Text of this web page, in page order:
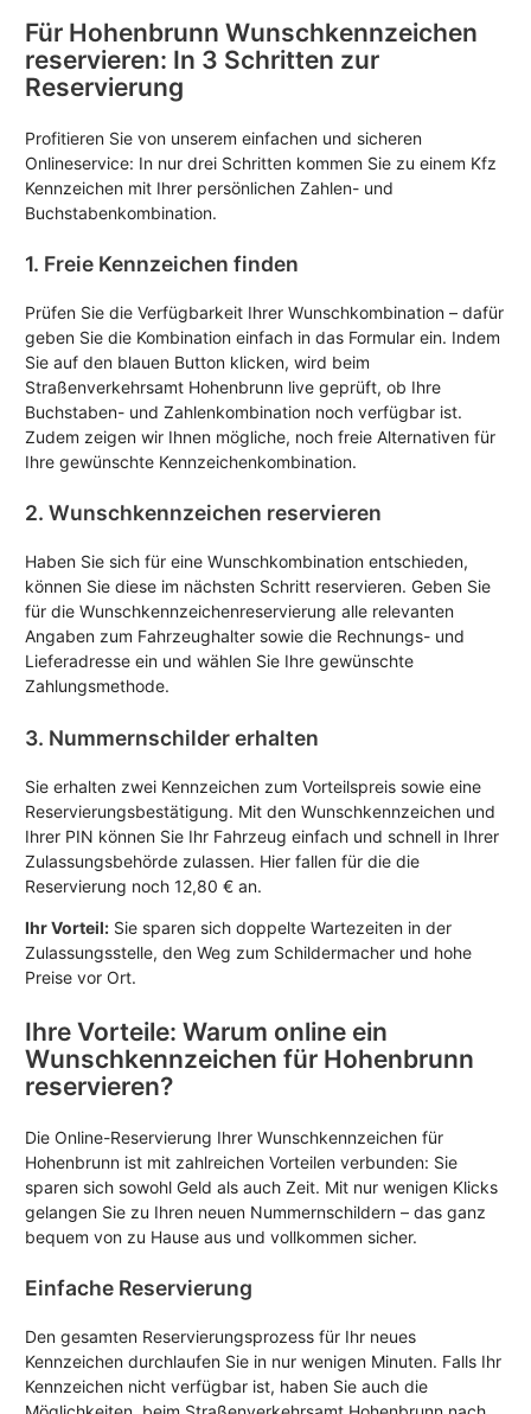
Für Hohenbrunn Wunschkennzeichen
reservieren: In 3 Schritten zur
Reservierung
Profitieren Sie von unserem einfachen und sicheren
Onlineservice: In nur drei Schritten kommen Sie zu einem Kfz
Kennzeichen mit Ihrer persönlichen Zahlen- und
Buchstabenkombination.
1. Freie Kennzeichen finden
Prüfen Sie die Verfügbarkeit Ihrer Wunschkombination – dafür
geben Sie die Kombination einfach in das Formular ein. Indem
Sie auf den blauen Button klicken, wird beim
Straßenverkehrsamt Hohenbrunn live geprüft, ob Ihre
Buchstaben- und Zahlenkombination noch verfügbar ist.
Zudem zeigen wir Ihnen mögliche, noch freie Alternativen für
Ihre gewünschte Kennzeichenkombination.
2. Wunschkennzeichen reservieren
Haben Sie sich für eine Wunschkombination entschieden,
können Sie diese im nächsten Schritt reservieren. Geben Sie
für die Wunschkennzeichenreservierung alle relevanten
Angaben zum Fahrzeughalter sowie die Rechnungs- und
Lieferadresse ein und wählen Sie Ihre gewünschte
Zahlungsmethode.
3. Nummernschilder erhalten
Sie erhalten zwei Kennzeichen zum Vorteilspreis sowie eine
Reservierungsbestätigung. Mit den Wunschkennzeichen und
Ihrer PIN können Sie Ihr Fahrzeug einfach und schnell in Ihrer
Zulassungsbehörde zulassen. Hier fallen für die die
Reservierung noch 12,80 € an.
Ihr Vorteil: Sie sparen sich doppelte Wartezeiten in der
Zulassungsstelle, den Weg zum Schildermacher und hohe
Preise vor Ort.
Ihre Vorteile: Warum online ein
Wunschkennzeichen für Hohenbrunn
reservieren?
Die Online-Reservierung Ihrer Wunschkennzeichen für
Hohenbrunn ist mit zahlreichen Vorteilen verbunden: Sie
sparen sich sowohl Geld als auch Zeit. Mit nur wenigen Klicks
gelangen Sie zu Ihren neuen Nummernschildern – das ganz
bequem von zu Hause aus und vollkommen sicher.
Einfache Reservierung
Den gesamten Reservierungsprozess für Ihr neues
Kennzeichen durchlaufen Sie in nur wenigen Minuten. Falls Ihr
Kennzeichen nicht verfügbar ist, haben Sie auch die